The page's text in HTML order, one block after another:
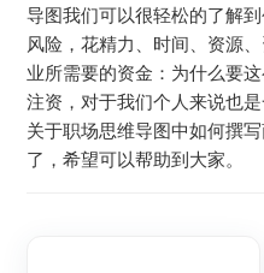
导图我们可以很轻松的了解
风险，花精力、时间、资源
业所需要的资金：为什么要
注资，对于我们个人来说也
关于职场思维导图中如何撰
了，希望可以帮助到大家。